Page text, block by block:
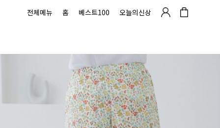
전체메뉴 홈 베스트100 오늘의신상